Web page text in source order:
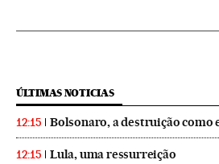
ÚLTIMAS NOTICIAS
12:15 Bolsonaro, a destruição como
12:15 Lula, uma ressurreição